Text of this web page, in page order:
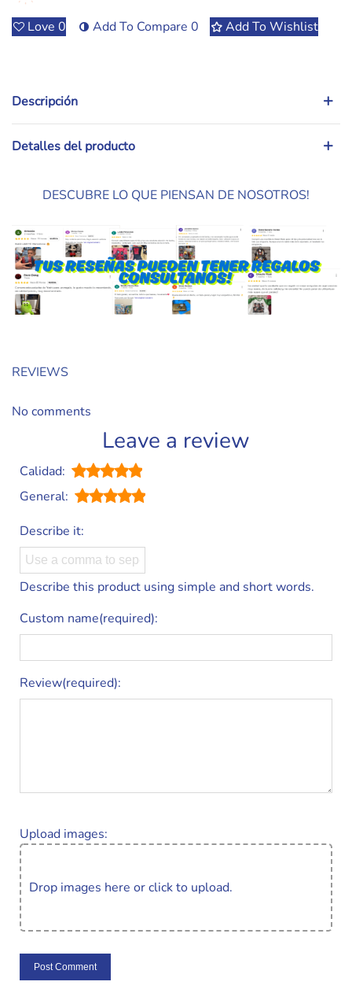
Love 0 Add To Compare 0 Add To Wishlist
Descripción
Detalles del producto
DESCUBRE LO QUE PIENSAN DE NOSOTROS!
REVIEWS
No comments
Leave a review
Calidad:
General:
Describe it:
Describe this product using simple and short words.
Custom name(required):
Review(required):
Upload images:
Drop images here or click to upload.